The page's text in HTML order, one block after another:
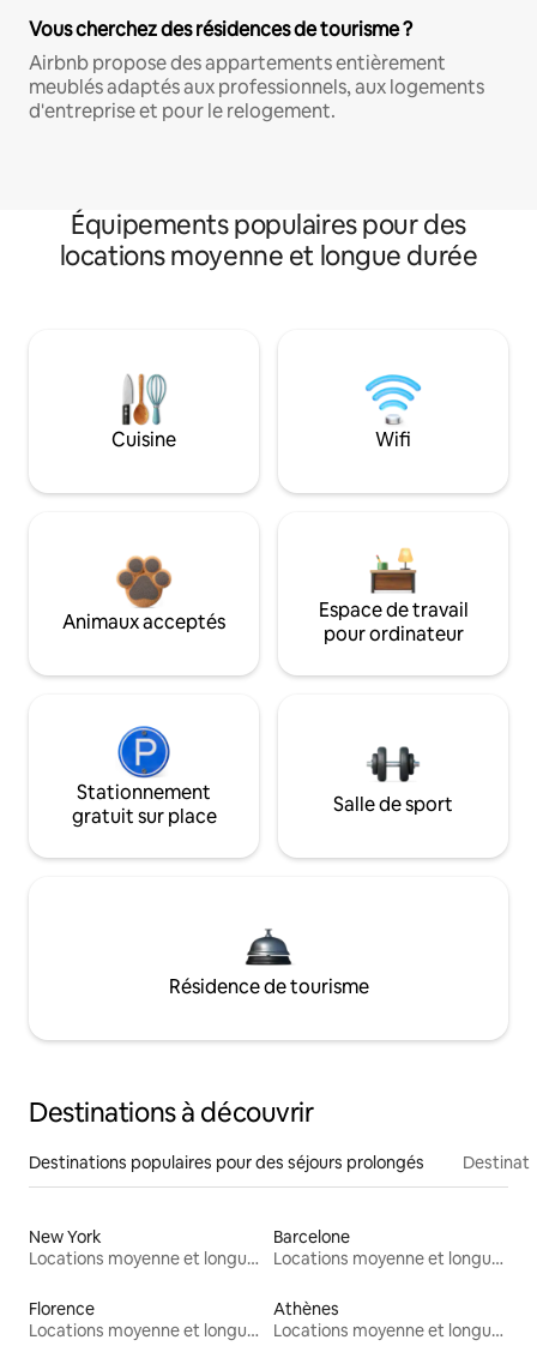
Vous cherchez des résidences de tourisme ?
Airbnb propose des appartements entièrement
meublés adaptés aux professionnels, aux logements
d'entreprise et pour le relogement.
Équipements populaires pour des
locations moyenne et longue durée
Cuisine Wifi
Animaux acceptés
Espace de travail
pour ordinateur
Stationnement
gratuit sur place
Salle de sport
Résidence de tourisme
Destinations à découvrir
Destinations populaires pour des séjours prolongés
New York
Locations moyenne et longue durée
Barcelone
Locations moyenne et longue durée
Florence
Locations moyenne et longue durée
Athènes
Locations moyenne et longue durée